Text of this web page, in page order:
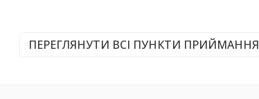
ПЕРЕГЛЯНУТИ ВСІ ПУНКТИ ПРИЙМАННЯ